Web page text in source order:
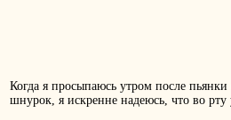
Когда я просыпаюсь утром после пьянки
шнурок, я искренне надеюсь, что во рту